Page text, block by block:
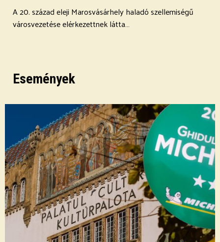
A 20. század eleji Marosvásárhely haladó szellemiségű
városvezetése elérkezettnek látta…
Események